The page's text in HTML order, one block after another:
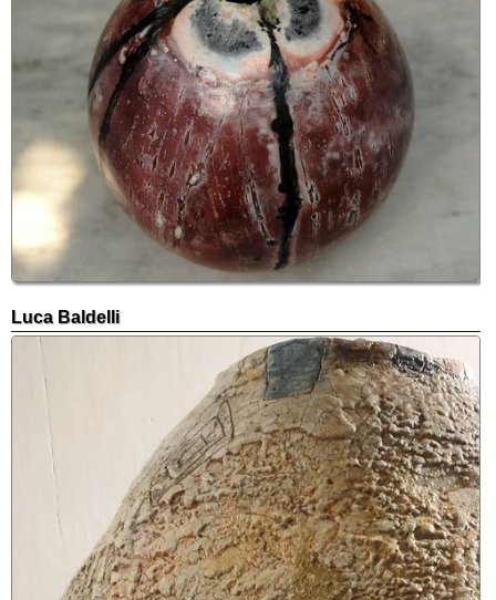
Luca Baldelli